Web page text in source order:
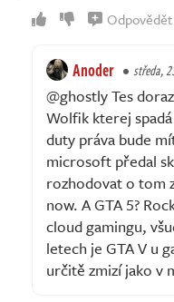
Odpovědět
Anoder středa,
@ghostly Tes
Wolfik kterej
duty práva bude
microsoft předal
rozhodovat o tom
now. A GTA 5?
cloud gamingu,
letech je GTA V u
určitě zmizí jako v